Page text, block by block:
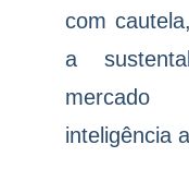
com
a
mercado
inteligência